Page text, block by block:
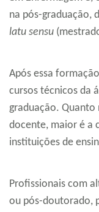
na pós-graduação,
latu sensu
Após essa
cursos técnicos da
graduação.
docente, maior é a
instituições de
Profissionais com
ou pós-doutorado,